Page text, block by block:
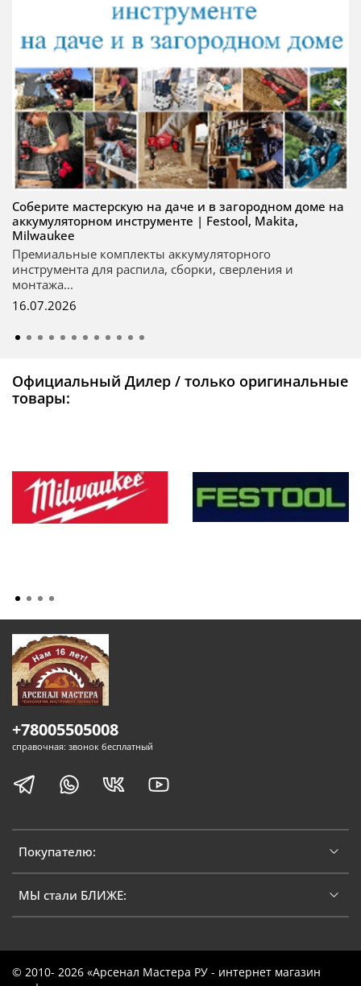
Соберите мастерскую на даче и в загородном доме на
аккумуляторном инструменте | Festool, Makita,
Milwaukee
Премиальные комплекты аккумуляторного
инструмента для распила, сборки, сверления и
монтажа...
16.07.2026
Официальный Дилер / только оригинальные
товары:
Покупателю:
МЫ стали БЛИЖЕ:
+78005505008
справочная: звонок бесплатный
© 2010- 2026 «Арсенал Мастера РУ - интернет магазин